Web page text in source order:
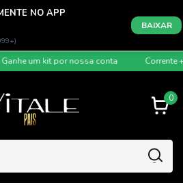
NO APP
BAIXAR
um kit por nossa conta Corrente +
0